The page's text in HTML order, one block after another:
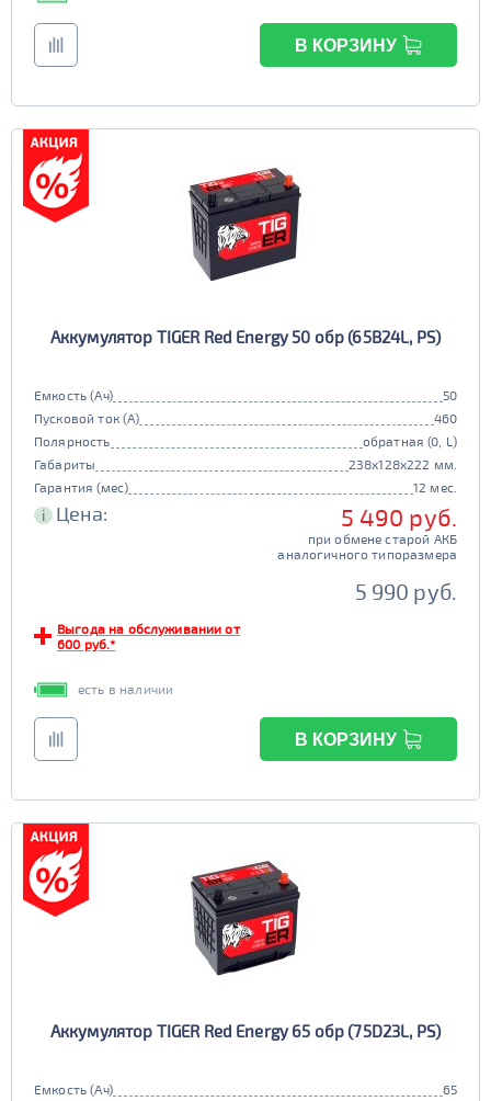
В КОРЗИНУ
Аккумулятор TIGER Red Energy 50 обр (65B24L, PS)
Емкость (Ач)
50
Пусковой ток (А)
460
Полярность
обратная (0, L)
Габариты
238x128x222 мм.
Гарантия (мес)
12 мес.
i Цена: 5 490 руб.
при обмене старой АКБ
аналогичного типоразмера
5 990 руб.
Выгода на обслуживании от
600 руб.*
есть в наличии
В КОРЗИНУ
Аккумулятор TIGER Red Energy 65 обр (75D23L, PS)
Емкость (Ач)
65